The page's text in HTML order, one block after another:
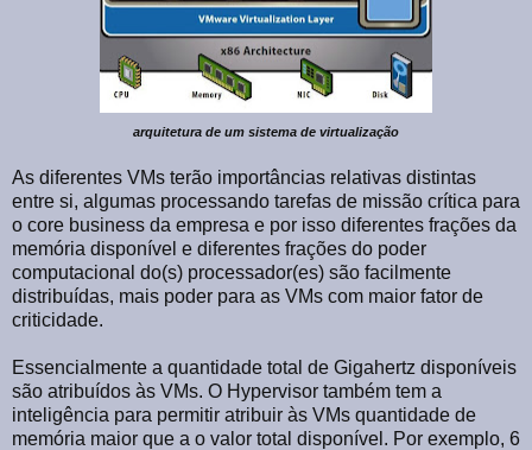
arquitetura de um sistema de virtualização
As diferentes VMs terão importâncias relativas distintas
entre si, algumas processando tarefas de missão crítica para
o core business da empresa e por isso diferentes frações da
memória disponível e diferentes frações do poder
computacional do(s) processador(es) são facilmente
distribuídas, mais poder para as VMs com maior fator de
criticidade.
Essencialmente a quantidade total de Gigahertz disponíveis
são atribuídos às VMs. O Hypervisor também tem a
inteligência para permitir atribuir às VMs quantidade de
memória maior que a o valor total disponível. Por exemplo, 6